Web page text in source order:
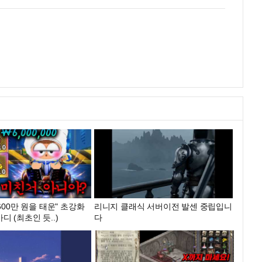
만 원을 태운" 초강화
디 (최초인 듯..)
리니지 클래식 서버이전 발센 중립입니
다